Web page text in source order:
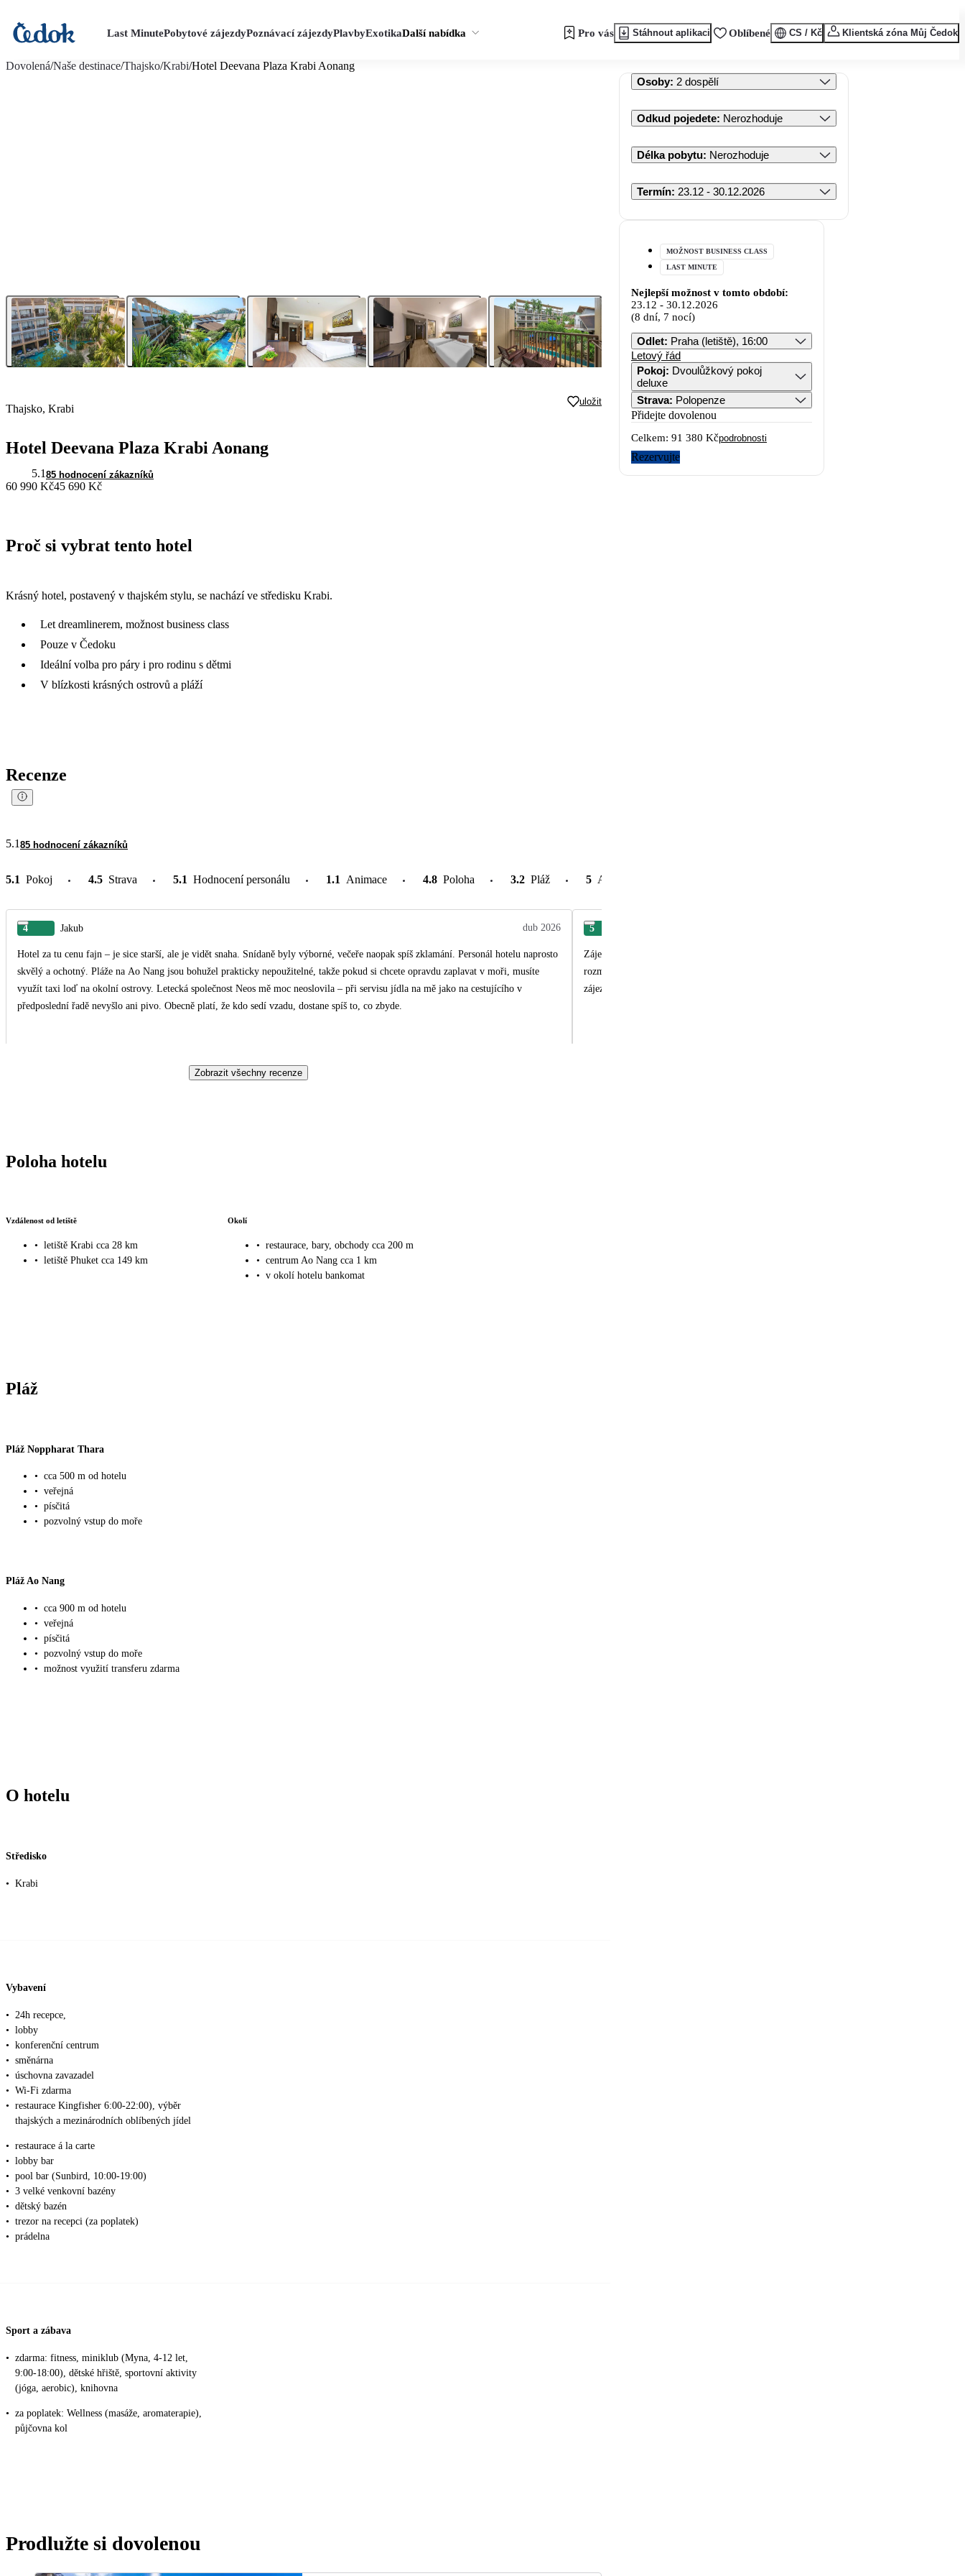
Last MinutePobytové zájezdyPoznávací zájezdyPlavbyExotikaDalší nabídka Pro vás Stáhnout aplikaci Oblíbené CS / Kč Klientská zóna Můj Čedok
Dovolená/Naše destinace/Thajsko/Krabi/Hotel Deevana Plaza Krabi Aonang
Thajsko, Krabi
uložit
Hotel Deevana Plaza Krabi Aonang
5.1 85 hodnocení zákazníků
60 990 Kč45 690 Kč
Proč si vybrat tento hotel
Krásný hotel, postavený v thajském stylu, se nachází ve středisku Krabi.
Let dreamlinerem, možnost business class
Pouze v Čedoku
Ideální volba pro páry i pro rodinu s dětmi
V blízkosti krásných ostrovů a pláží
Recenze
5.1 85 hodnocení zákazníků
5.1 Pokoj 4.5 Strava 5.1 Hodnocení personálu 1.1 Animace 4.8 Poloha 3.2 Pláž 5 Atrakce v okolí
4 Jakub dub 2026
Hotel za tu cenu fajn – je sice starší, ale je vidět snaha. Snídaně byly výborné, večeře naopak spíš zklamání. Personál hotelu naprosto
skvělý a ochotný. Pláže na Ao Nang jsou bohužel prakticky nepoužitelné, takže pokud si chcete opravdu zaplavat v moři, musíte
využít taxi loď na okolní ostrovy. Letecká společnost Neos mě moc neoslovila – při servisu jídla na mě jako na cestujícího v
předposlední řadě nevyšlo ani pivo. Obecně platí, že kdo sedí vzadu, dostane spíš to, co zbyde.
5
Zájezd byl skvělý, kdybych mohla, tam bych si nevybrala plnou penzi, ale pouze snídaně,
rozmanité, ale dalo se skvěle najíst, obědy byly pomocí výběru z menu, což bylo fajn, ale lepší
zájezd byl skvělý, nic bych nevytkla :)
Zobrazit všechny recenze
Poloha hotelu
Vzdálenost od letiště
• letiště Krabi cca 28 km
• letiště Phuket cca 149 km
Okolí
• restaurace, bary, obchody cca 200 m
• centrum Ao Nang cca 1 km
• v okolí hotelu bankomat
Pláž
Pláž Noppharat Thara
• cca 500 m od hotelu
• veřejná
• písčitá
• pozvolný vstup do moře
Pláž Ao Nang
• cca 900 m od hotelu
• veřejná
• písčitá
• pozvolný vstup do moře
• možnost využití transferu zdarma
O hotelu
Středisko
• Krabi
Vybavení
•
24h recepce,
• lobby
• konferenční centrum
• směnárna
• úschovna zavazadel
• Wi-Fi zdarma
• restaurace Kingfisher 6:00-22:00), výběr
thajských a mezinárodních oblíbených jídel
• restaurace á la carte
• lobby bar
• pool bar (Sunbird, 10:00-19:00)
• 3 velké venkovní bazény
• dětský bazén
• trezor na recepci (za poplatek)
• prádelna
Sport a zábava
• zdarma: fitness, miniklub (Myna, 4-12 let,
9:00-18:00), dětské hřiště, sportovní aktivity
(jóga, aerobic), knihovna
• za poplatek: Wellness (masáže, aromaterapie),
půjčovna kol
Prodlužte si dovolenou
Osoby: 2 dospělí
Odkud pojedete: Nerozhoduje
Délka pobytu: Nerozhoduje
Termín: 23.12 - 30.12.2026
MOŽNOST BUSINESS CLASS
LAST MINUTE
Nejlepší možnost v tomto období:
23.12 - 30.12.2026
(8 dní, 7 nocí)
Odlet: Praha (letiště), 16:00
Letový řád
Pokoj: Dvoulůžkový pokoj
deluxe
Strava: Polopenze
Přidejte dovolenou
Celkem: 91 380 Kčpodrobnosti
Rezervujte